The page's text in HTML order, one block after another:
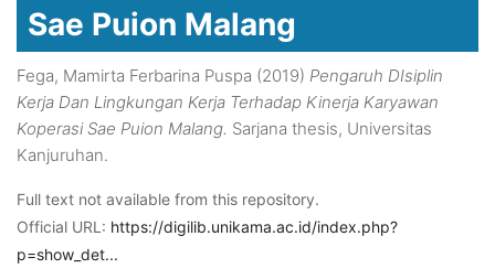
Sae Puion Malang
Fega, Mamirta Ferbarina Puspa (2019) Pengaruh DIsiplin
Kerja Dan Lingkungan Kerja Terhadap Kinerja Karyawan
Koperasi Sae Puion Malang. Sarjana thesis, Universitas
Kanjuruhan.
Full text not available from this repository.
Official URL: https://digilib.unikama.ac.id/index.php?
p=show_det...